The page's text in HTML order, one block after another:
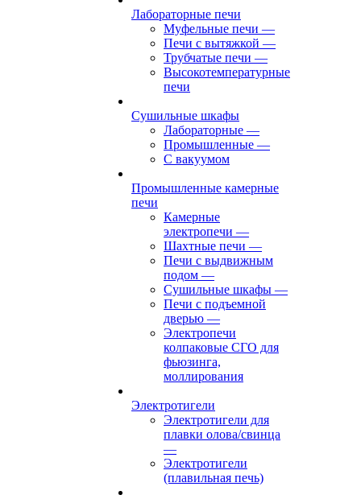
Лабораторные печи
Муфельные печи —
Печи с вытяжкой —
Трубчатые печи —
Высокотемпературные
печи
Сушильные шкафы
Лабораторные —
Промышленные —
С вакуумом
Промышленные камерные
печи
Камерные
электропечи —
Шахтные печи —
Печи с выдвижным
подом —
Сушильные шкафы —
Печи с подъемной
дверью —
Электропечи
колпаковые СГО для
фьюзинга,
моллирования
Электротигели
Электротигели для
плавки олова/свинца
—
Электротигели
(плавильная печь)